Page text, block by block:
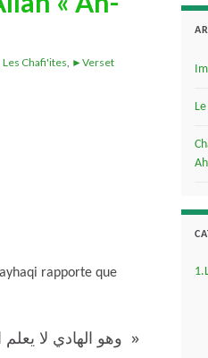
Les Chafi'ites, ►Verset
rapporte que
« وهو الهادي لا